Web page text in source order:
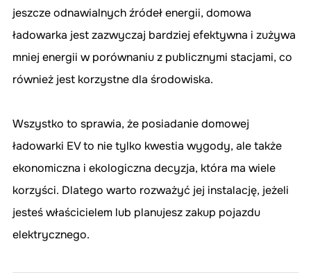
jeszcze odnawialnych źródeł energii, domowa
ładowarka jest zazwyczaj bardziej efektywna i zużywa
mniej energii w porównaniu z publicznymi stacjami, co
również jest korzystne dla środowiska.
Wszystko to sprawia, że posiadanie domowej
ładowarki EV to nie tylko kwestia wygody, ale także
ekonomiczna i ekologiczna decyzja, która ma wiele
korzyści. Dlatego warto rozważyć jej instalację, jeżeli
jesteś właścicielem lub planujesz zakup pojazdu
elektrycznego.